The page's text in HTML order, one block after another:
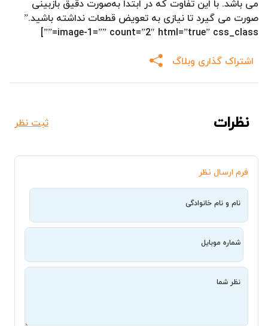
می باشد. با این تفاوت که در ابتدا به‌صورت دقیق بازبینی
صورت می گیرد تا نیازی به تعویض قطعات نداشته باشید.”
image-1=”” count=”2″ html=”true” css_class=””]
اشتراک گذاری وبلاگ
نظرات ثبت نظر
فرم ارسال نظر
نام و نام خانوادگی
شماره موبایل
نظر شما